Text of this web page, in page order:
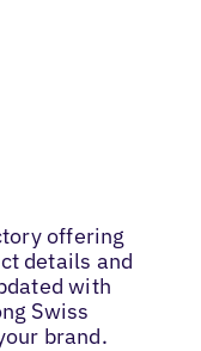
offering
details and
with
Swiss
brand.